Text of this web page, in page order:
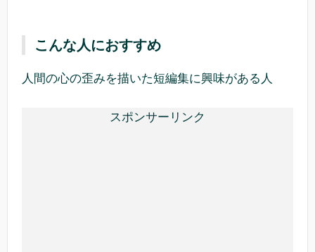
こんな人におすすめ
人間の心の歪みを描いた短編集に興味がある人
スポンサーリンク